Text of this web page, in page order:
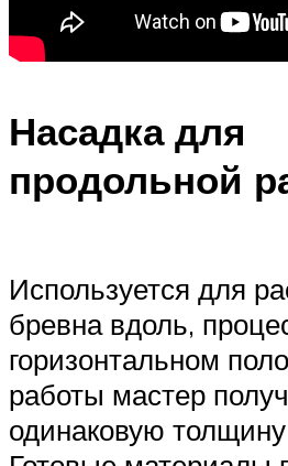
Насадка для
продольной
Используется для
бревна вдоль,
горизонтальном
работы мастер
одинаковую